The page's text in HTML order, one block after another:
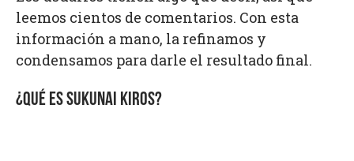
leemos cientos de comentarios. Con esta
información a mano, la refinamos y
condensamos para darle el resultado final.
¿QUÉ ES SUKUNAI KIROS?